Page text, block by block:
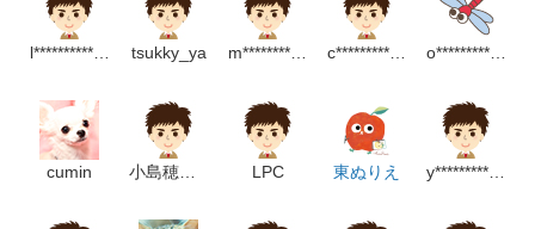
l********************m tsukky_ya m********************m c****************m o*********************m
cumin 小島穂菜美 LPC 東ぬりえ y*********************m